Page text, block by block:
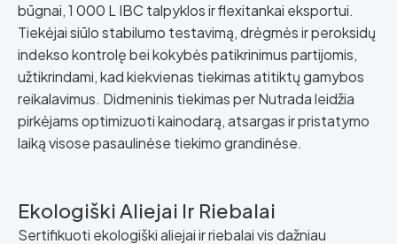
būgnai, 1 000 L IBC talpyklos ir flexitankai eksportui.
Tiekėjai siūlo stabilumo testavimą, drėgmės ir peroksidų
indekso kontrolę bei kokybės patikrinimus partijomis,
užtikrindami, kad kiekvienas tiekimas atitiktų gamybos
reikalavimus. Didmeninis tiekimas per Nutrada leidžia
pirkėjams optimizuoti kainodarą, atsargas ir pristatymo
laiką visose pasaulinėse tiekimo grandinėse.
Ekologiški Aliejai Ir Riebalai
Sertifikuoti ekologiški aliejai ir riebalai vis dažniau